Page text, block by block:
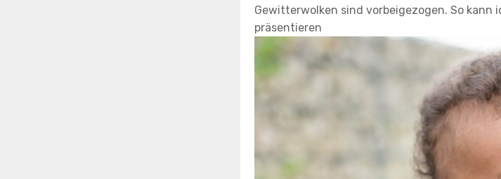
Gewitterwolken sind vorbeigezogen. So kann
präsentieren